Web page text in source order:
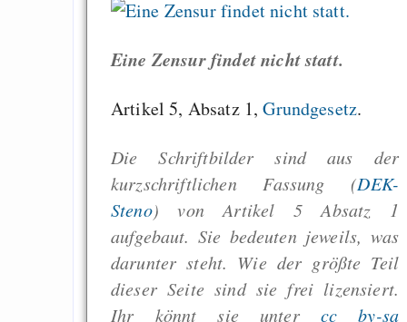
Eine Zensur findet nicht statt.
Artikel 5, Absatz 1,Grundgesetz.
Die Schriftbilder sind aus der
kurzschriftlichen Fassung (DEK-
Steno) von Artikel 5 Absatz 1
aufgebaut. Sie bedeuten jeweils, was
darunter steht. Wie der größte Teil
dieser Seite sind sie frei lizensiert.
Ihr könnt sie unter cc by-sa
das Schreiben von
E-Mail mit Emacs:
Alltag in
Klimaneutralen Welt
Nebelfest -
Rissen
Curb impacts